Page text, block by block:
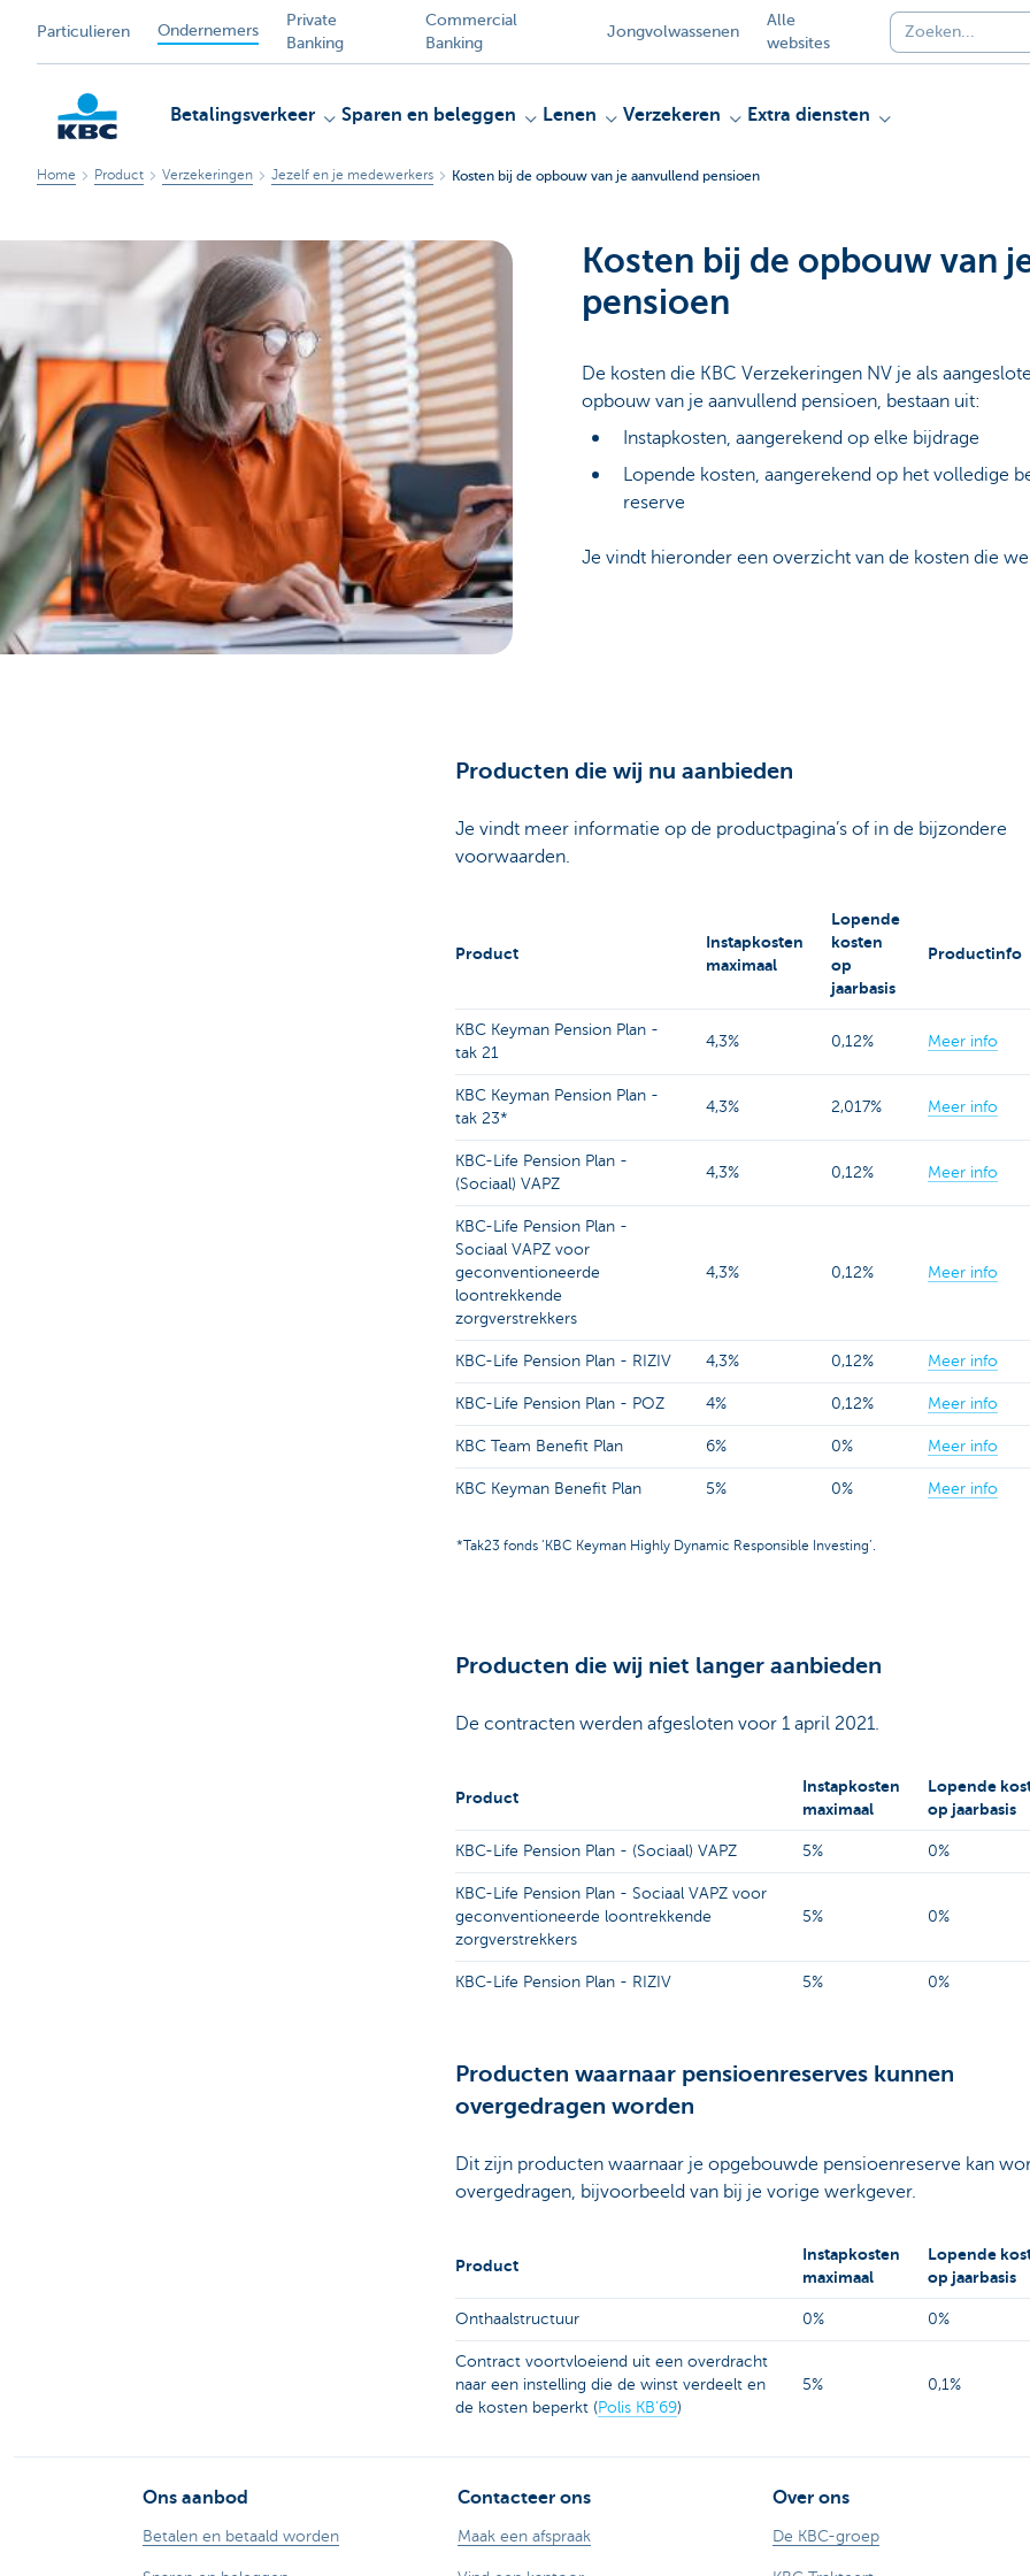
Particulieren Ondernemers
Private
Banking
Commercial
Banking
Jongvolwassenen
Alle
websites
KBC
Ondernemers
Betalingsverkeer Sparen en beleggen Lenen Verzekeren Extra diensten
Home Product Verzekeringen Jezelf en je medewerkers Kosten bij de opbouw van je aanvullend pensioen
Kosten bij de opbouw van
pensioen
De kosten die KBC Verzekeringen NV je als
opbouw van je aanvullend pensioen, bestaan uit:
Instapkosten, aangerekend op elke bijdrage
Lopende kosten, aangerekend op het volledige
reserve
Je vindt hieronder een overzicht van de kosten die
Producten die wij nu aanbieden
Je vindt meer informatie op de productpagina’s of in de bijzondere
voorwaarden.
Product
Instapkosten
maximaal
Lopende
kosten
op
jaarbasis
Productinfo
KBC Keyman Pension Plan -
tak 21
4,3% 0,12% Meer info
KBC Keyman Pension Plan -
tak 23*
4,3% 2,017% Meer info
KBC-Life Pension Plan -
(Sociaal) VAPZ
4,3% 0,12% Meer info
KBC-Life Pension Plan -
Sociaal VAPZ voor
geconventioneerde
loontrekkende
zorgverstrekkers
4,3% 0,12% Meer info
KBC-Life Pension Plan - RIZIV 4,3% 0,12% Meer info
KBC-Life Pension Plan - POZ 4% 0,12% Meer info
KBC Team Benefit Plan 6% 0% Meer info
KBC Keyman Benefit Plan 5% 0% Meer info
*Tak23 fonds ‘KBC Keyman Highly Dynamic Responsible Investing’.
Producten die wij niet langer aanbieden
De contracten werden afgesloten voor 1 april 2021.
Product
Instapkosten
maximaal
Lopende
op jaarbasis
KBC-Life Pension Plan - (Sociaal) VAPZ 5% 0%
KBC-Life Pension Plan - Sociaal VAPZ voor
geconventioneerde loontrekkende
zorgverstrekkers
5% 0%
KBC-Life Pension Plan - RIZIV 5% 0%
Producten waarnaar pensioenreserves kunnen
overgedragen worden
Dit zijn producten waarnaar je opgebouwde pensioenreserve kan
overgedragen, bijvoorbeeld van bij je vorige werkgever.
Product
Instapkosten
maximaal
Lopende
op jaarbasis
Onthaalstructuur 0% 0%
Contract voortvloeiend uit een overdracht
naar een instelling die de winst verdeelt en
de kosten beperkt (Polis KB’69)
5% 0,1%
Ons aanbod
Betalen en betaald worden
Contacteer ons
Maak een afspraak
Over ons
De KBC-groep